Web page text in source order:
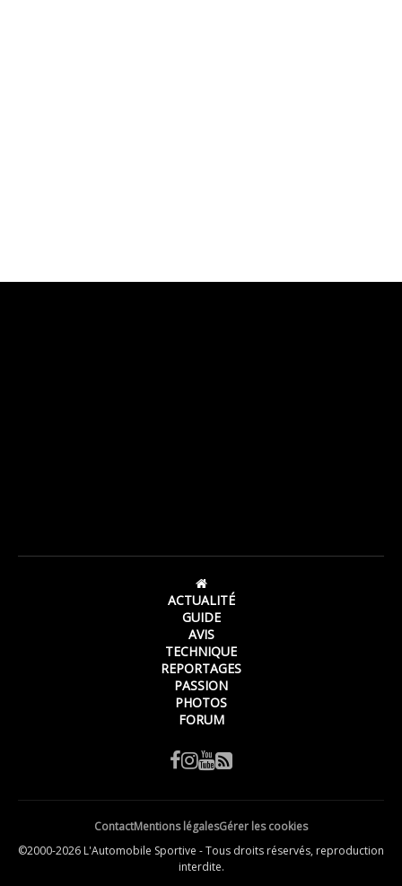
ACTUALITÉ
GUIDE
AVIS
TECHNIQUE
REPORTAGES
PASSION
PHOTOS
FORUM
ContactMentions légalesGérer les cookies
©2000-2026 L'Automobile Sportive - Tous droits réservés, reproduction
interdite.